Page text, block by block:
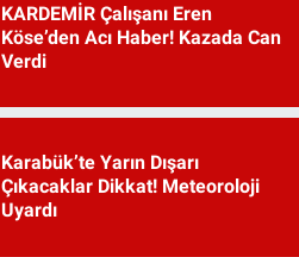
KARDEMİR Çalışanı Eren
Köse’den Acı Haber! Kazada Can
Verdi
Karabük’te Yarın Dışarı
Çıkacaklar Dikkat! Meteoroloji
Uyardı